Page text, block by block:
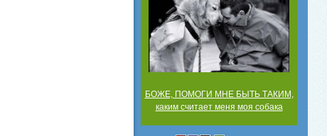
БОЖЕ, ПОМОГИ МНЕ БЫТЬ ТАКИМ,
каким считает меня моя собака